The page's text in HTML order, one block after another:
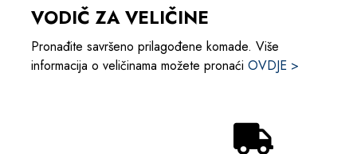
VODIČ ZA VELIČINE
Pronađite savršeno prilagođene komade. Više
informacija o veličinama možete pronaći OVDJE >